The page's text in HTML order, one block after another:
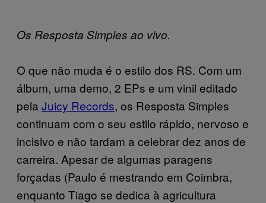
Os Resposta Simples ao vivo.
O que não muda é o estilo dos RS. Com um
álbum, uma demo, 2 EPs e um vinil editado
pela Juicy Records, os Resposta Simples
continuam com o seu estilo rápido, nervoso e
incisivo e não tardam a celebrar dez anos de
carreira. Apesar de algumas paragens
forçadas (Paulo é mestrando em Coimbra,
enquanto Tiago se dedica à agricultura